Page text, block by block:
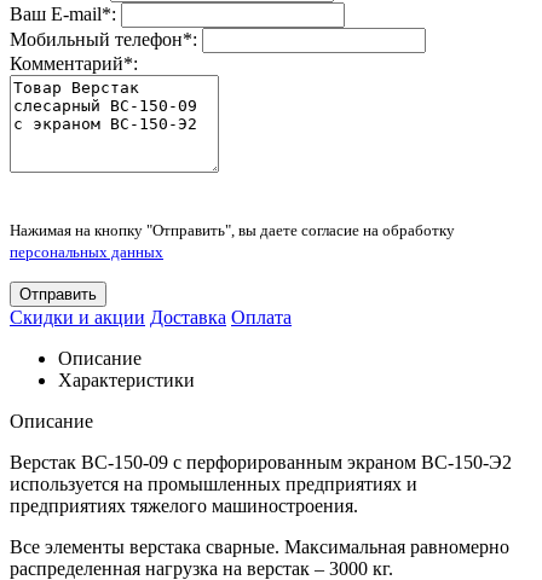
Ваш E-mail*:
Мобильный телефон*:
Комментарий*:
Нажимая на кнопку "Отправить", вы даете согласие на обработку
персональных данных
Отправить
Скидки и акции Доставка Оплата
Описание
Характеристики
Описание
Верстак ВС-150-09 с перфорированным экраном ВС-150-Э2
используется на промышленных предприятиях и
предприятиях тяжелого машиностроения.
Все элементы верстака сварные. Максимальная равномерно
распределенная нагрузка на верстак – 3000 кг.